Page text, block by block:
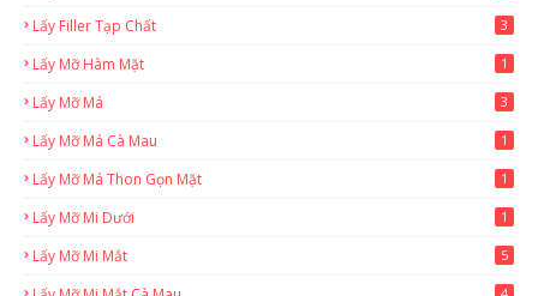
Lấy Filler Tạp Chất 3
Lấy Mỡ Hàm Mặt 1
Lấy Mỡ Má 3
Lấy Mỡ Má Cà Mau 1
Lấy Mỡ Má Thon Gọn Mặt 1
Lấy Mỡ Mi Dưới 1
Lấy Mỡ Mi Mắt 5